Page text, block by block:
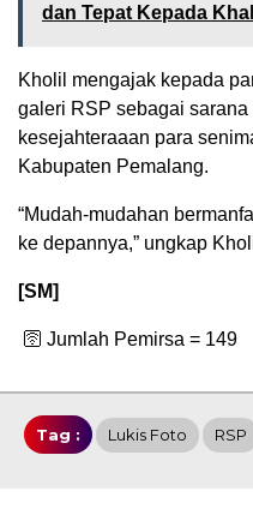
dan Tepat Kepada
Kholil mengajak kepada
galeri RSP sebagai
kesejahteraaan para
Kabupaten Pemalang.
“Mudah-mudahan
ke depannya,” ungkap
[SM]
🛜 Jumlah Pemirsa = 149
Tag : Lukis Foto RSP